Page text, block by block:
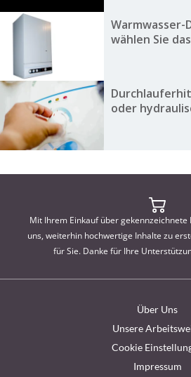
Warmwasser-
wählen Sie
oder
Mit Ihrem Einkauf über gekennzeichnete
uns, weiterhin hochwertige Inhalte zu
für Sie. Danke für Ihre
Über Uns
Unsere
Cookie
Impressum